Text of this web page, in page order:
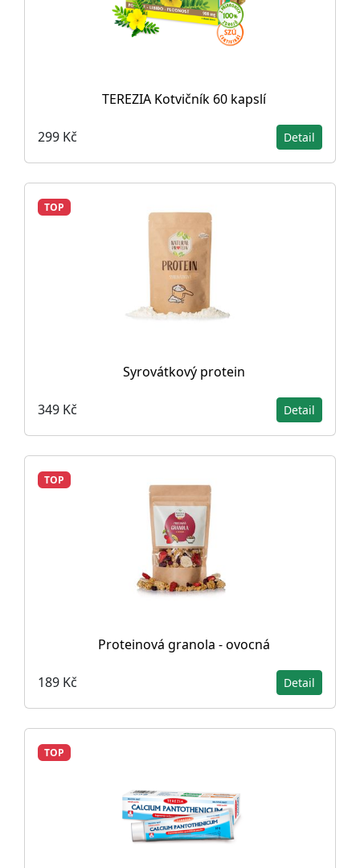
TEREZIA Kotvičník 60 kapslí
299 Kč Detail
TOP
Syrovátkový protein
349 Kč Detail
TOP
Proteinová granola - ovocná
189 Kč Detail
TOP